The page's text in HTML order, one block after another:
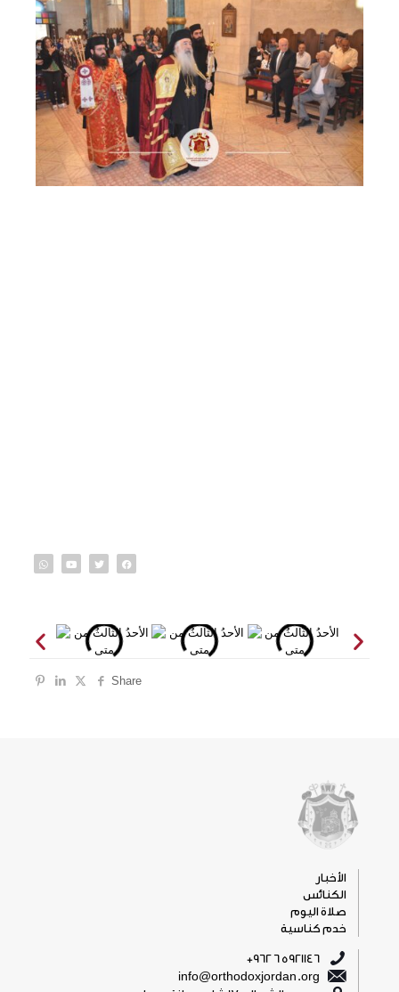
Share
الأخبار
الكنائس
صلاة اليوم
خدم كناسية
5921146 6 962+
info@orthodoxjordan.org